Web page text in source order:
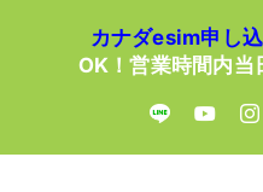
カナダesim申し
OK！営業時間内当
LINE